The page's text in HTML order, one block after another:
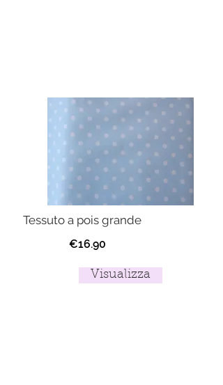
Tessuto a pois grande
€16.90
Visualizza